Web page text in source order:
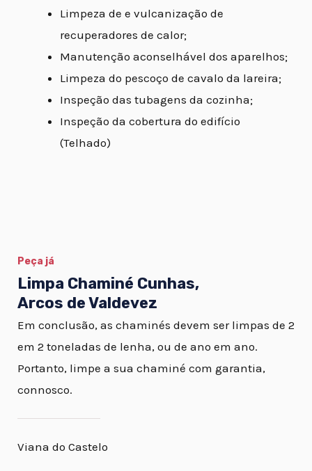
Limpeza de e vulcanização de
recuperadores de calor;
Manutenção aconselhável dos aparelhos;
Limpeza do pescoço de cavalo da lareira;
Inspeção das tubagens da cozinha;
Inspeção da cobertura do edifício
(Telhado)
Peça já
Limpa Chaminé Cunhas,
Arcos de Valdevez
Em conclusão, as chaminés devem ser limpas de 2
em 2 toneladas de lenha, ou de ano em ano.
Portanto, limpe a sua chaminé com garantia,
connosco.
Viana do Castelo